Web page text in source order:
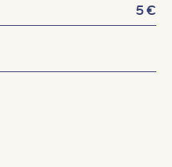
5 €